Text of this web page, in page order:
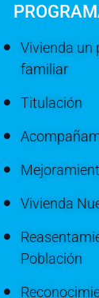
Vivienda un
familiar
Titulación
Vivienda
Población